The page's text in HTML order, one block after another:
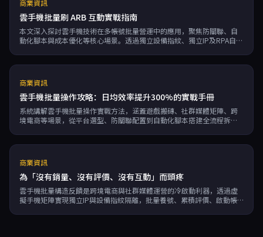
商業資訊
雲手機批量刷 ARB 互動實戰指南
本文深入探討雲手機技術在多帳號批量營運中的應用，聚焦防關聯、自
動化腳本與成本優化等核心場景。透過獨立設備指紋、獨立IP及RPA自動
商業資訊
雲手機批量操作攻略：日均效率提升300%的實戰手冊
系統講解雲手機批量操作實戰方法，涵蓋遊戲搬磚、社群媒體矩陣、跨
境電商等場景，從平台選型、防關聯配置到自動化腳本搭建全流程拆
商業資訊
為「沒有銷量、沒有評價、沒有互動」而頭疼
雲手機批量構造反饋是跨境電商與社群媒體運營的冷啟動利器，透過虛
擬手機矩陣實現獨立IP與設備指紋隔離，批量養號、累積評價、啟動帳